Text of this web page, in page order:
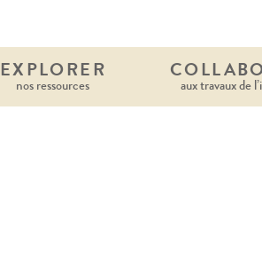
EXPLORER
nos ressources aux travaux de